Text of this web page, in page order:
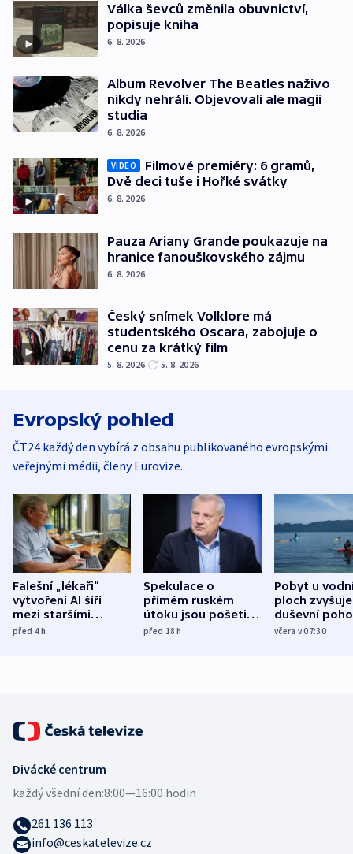
Válka ševců změnila obuvnictví,
popisuje kniha
6. 8. 2026
Album Revolver The Beatles naživo
nikdy nehráli. Objevovali ale magii
studia
6. 8. 2026
VIDEO
Filmové premiéry: 6 gramů,
Dvě deci tuše i Hořké svátky
6. 8. 2026
Pauza Ariany Grande poukazuje na
hranice fanouškovského zájmu
6. 8. 2026
Český snímek Volklore má
studentského Oscara, zabojuje o
cenu za krátký film
5. 8. 2026 5. 8. 2026
Evropský pohled
ČT24 každý den vybírá z obsahu publikovaného evropskými
veřejnými médii, členy Eurovize.
Falešní „lékaři“
vytvoření AI šíří
mezi staršími
Poláky nebezpečné
před 4h
Spekulace o
přímém ruském
útoku jsou pošetilé,
míní estonský
před 18h
Pobyt u
ploch zvyšuje
duševní
ukázala
včera v 07:30
Divácké centrum
každý všední den:8:00—16:00 hodin
261 136 113
info@ceskatelevize.cz